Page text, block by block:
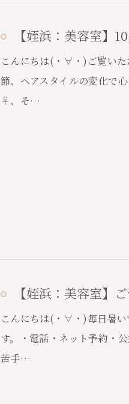
【姪浜：美容室】
こんにちは(・∀・)ご覧いた
節、ヘアスタイルの変化で
♀、そ…
【姪浜：美容室】
こんにちは(・∀・)毎日暑い
す。・電話・ネット予約・
苦手…